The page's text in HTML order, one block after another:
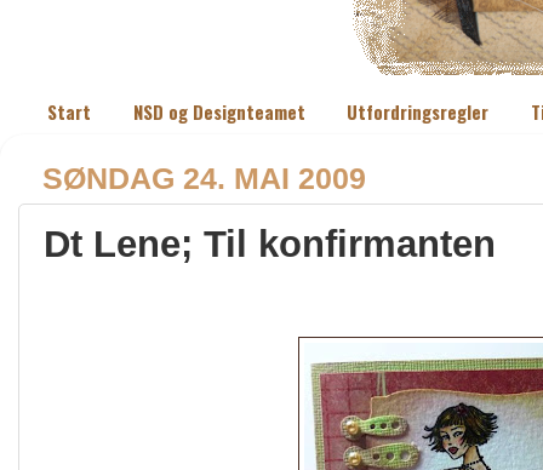
Start NSD og Designteamet Utfordringsregler
SØNDAG 24. MAI 2009
Dt Lene; Til konfirmanten